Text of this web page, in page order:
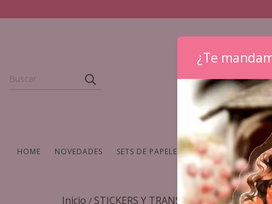
HOME NOVEDADES SETS DE PAPELERIA WASHIS Y CINTAS
Inicio / STICKERS Y TRANSFERS
¿Te